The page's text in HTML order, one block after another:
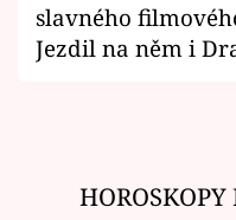
slavného
Jezdil na něm i